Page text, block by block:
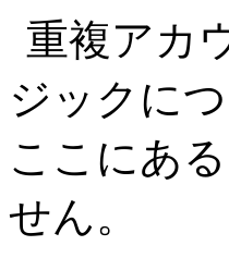
重複アカ
ジックに
ここにあ
せん。